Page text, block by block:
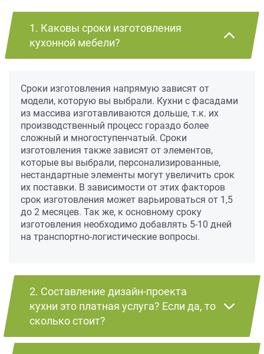
1. Каковы сроки изготовления
кухонной мебели?
Сроки изготовления напрямую зависят от
модели, которую вы выбрали. Кухни с фасадами
из массива изготавливаются дольше, т.к. их
производственный процесс гораздо более
сложный и многоступенчатый. Сроки
изготовления также зависят от элементов,
которые вы выбрали, персонализированные,
нестандартные элементы могут увеличить срок
их поставки. В зависимости от этих факторов
срок изготовления может варьироваться от 1,5
до 2 месяцев. Так же, к основному сроку
изготовления необходимо добавлять 5-10 дней
на транспортно-логистические вопросы.
2. Составление дизайн-проекта
кухни это платная услуга? Если да, то
сколько стоит?